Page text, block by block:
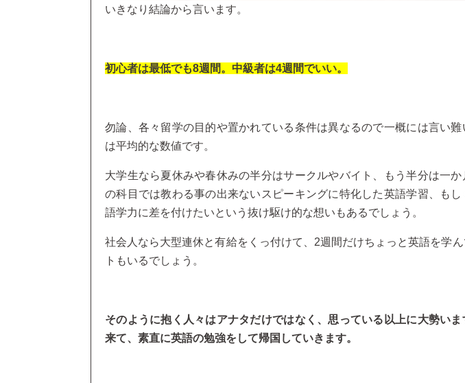
いきなり結論から言います。
初心者は最低でも8週間。中級者は4週間でいい。
勿論、各々留学の目的や置かれている条件は異なるので一概には言い
は平均的な数値です。
大学生なら夏休みや春休みの半分はサークルやバイト、もう半分は一
の科目では教わる事の出来ないスピーキングに特化した英語学習、も
語学力に差を付けたいという抜け駆け的な想いもあるでしょう。
社会人なら大型連休と有給をくっ付けて、2週間だけちょっと英語を学
トもいるでしょう。
そのように抱く人々はアナタだけではなく、思っている以上に大勢い
来て、素直に英語の勉強をして帰国していきます。